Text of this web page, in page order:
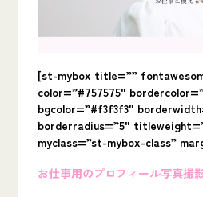
[st-mybox title=””
color=”#757575″
bgcolor=”#f3f3f3″
borderradius=”5″
myclass=”st-mybox-class”
お仕事用のプロフィール写真撮